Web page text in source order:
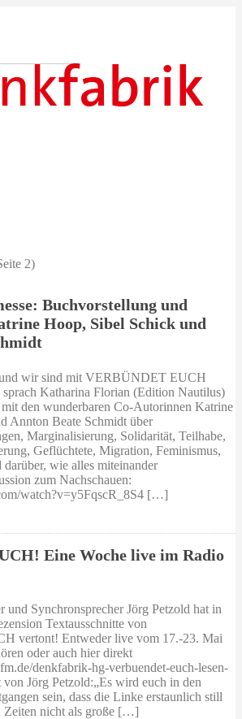
2)
Buchvorstellung und
Hoop, Sibel Schick und
wir sind mit VERBÜNDET EUCH
Katharina Florian (Edition Nautilus)
den wunderbaren Co-Autorinnen Katrine
Annton Beate Schmidt über
Marginalisierung, Solidarität, Teilhabe,
Geflüchtete, Migration, Feminismus,
wie alles miteinander
zum Nachschauen:
watch?v=y5FqscR_8S4 […]
Eine Woche live im Radio
und Synchronsprecher Jörg Petzold hat in
Textausschnitte von
vertont! Entweder live vom 17.-23. Mai
oder auch hier direkt
denkfabrik-hg-verbuendet-euch-lesen-
von Jörg Petzold:„Es wird euch in den
sein, dass die Linke erstaunlich still
Zeiten nicht als große […]